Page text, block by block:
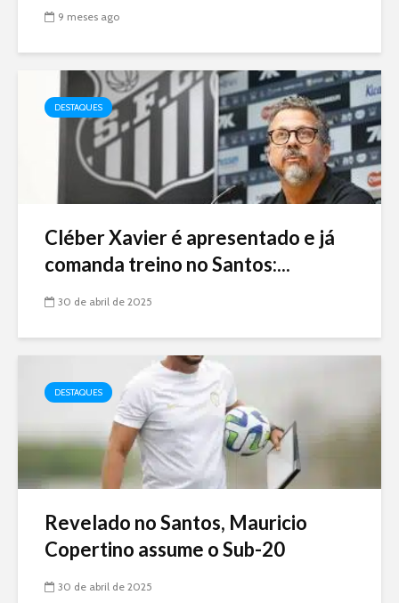
9 meses ago
DESTAQUES
Cléber Xavier é apresentado e já
comanda treino no Santos:...
30 de abril de 2025
DESTAQUES
Revelado no Santos, Mauricio
Copertino assume o Sub-20
30 de abril de 2025